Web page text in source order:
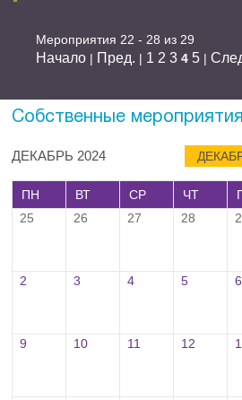
Мероприятия 22 - 28 из 29
Начало | Пред. | 1 2 3 4 5 |
Собственные мероприятия
ДЕКАБРЬ 2024
ПН ВТ СР ЧТ
25
26 27 28
2 3 4 5 6
9 10 11 12